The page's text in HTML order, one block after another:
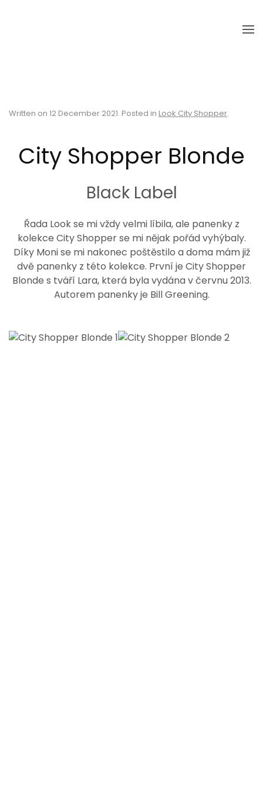
Written on 12 December 2021. Posted in Look City Shopper.
City Shopper Blonde
Black Label
Řada Look se mi vždy velmi líbila, ale panenky z
kolekce City Shopper se mi nějak pořád vyhýbaly.
Díky Moni se mi nakonec poštěstilo a doma mám již
dvě panenky z této kolekce. První je City Shopper
Blonde s tváří Lara, která byla vydána v červnu 2013.
Autorem panenky je Bill Greening.